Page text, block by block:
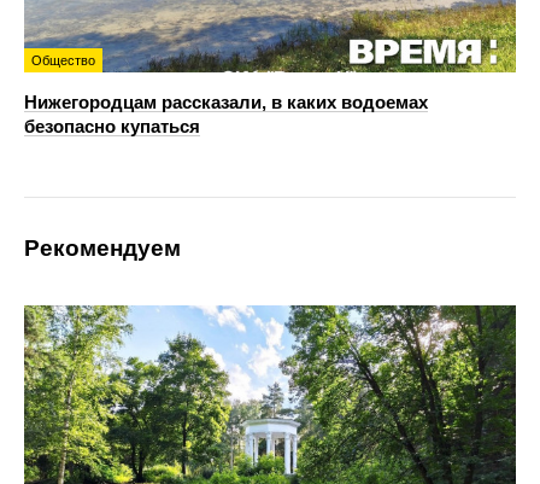
Общество
Нижегородцам рассказали, в каких водоемах
безопасно купаться
Рекомендуем